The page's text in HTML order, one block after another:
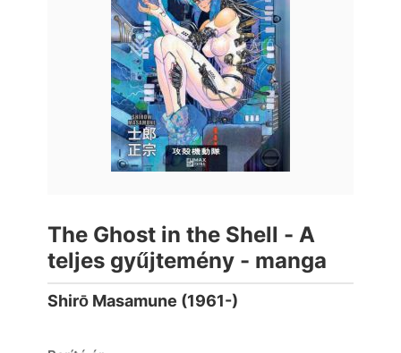
The Ghost in the Shell - A
teljes gyűjtemény - manga
Shirō Masamune (1961-)